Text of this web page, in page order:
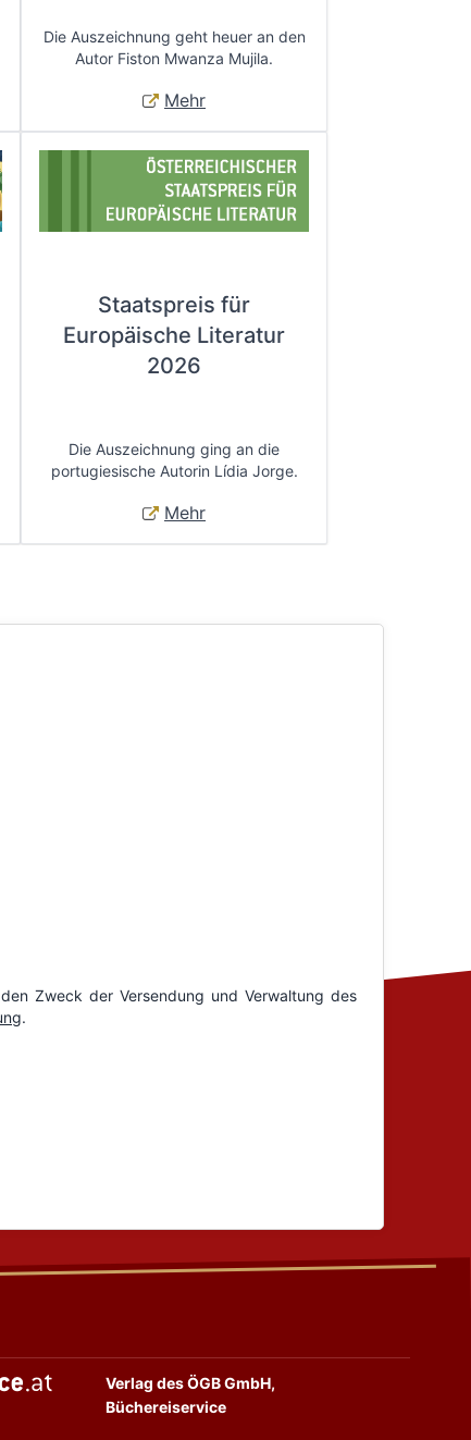
Die Auszeichnung geht heuer an den
Autor Fiston Mwanza Mujila.
Mehr
Staatspreis für
Europäische Literatur
2026
Die Auszeichnung ging an die
portugiesische Autorin Lídia Jorge.
Mehr
Verlag des ÖGB GmbH,
Büchereiservice